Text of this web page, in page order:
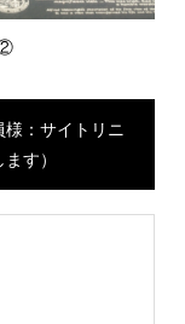
②
：サイトリニ
す）